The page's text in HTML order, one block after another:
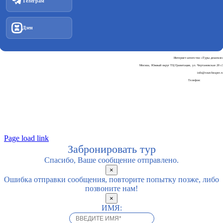
Дзен
Интернет-агентство «Туры дешевле»
Москва, Южный округ ТЦ Гравитация, ул. Чертановская 20 с3
info@tourcheaper.ru
Телефон:
Page load link
Забронировать тур
Спасибо, Ваше сообщение отправлено.
×
Ошибка отправки сообщения, повторите попытку позже, либо
позвоните нам!
×
ИМЯ: